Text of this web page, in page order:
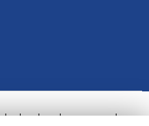
los derechos reservados